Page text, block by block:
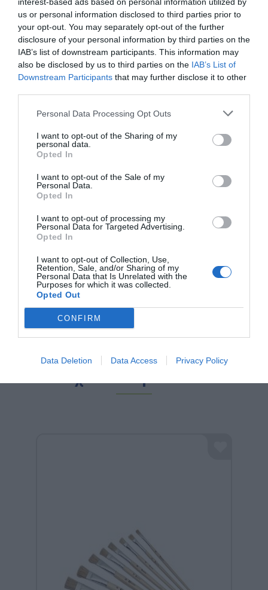
us or personal information disclosed to third parties prior to
your opt-out. You may separately opt-out of the further
disclosure of your personal information by third parties on the
IAB’s list of downstream participants. This information may
also be disclosed by us to third parties on the IAB’s List of
Downstream Participants that may further disclose it to other
Personal Data Processing Opt Outs
I want to opt-out of the Sharing of my
personal data.
Opted In
I want to opt-out of the Sale of my
Personal Data.
Opted In
I want to opt-out of processing my
Personal Data for Targeted Advertising.
Opted In
I want to opt-out of Collection, Use,
Retention, Sale, and/or Sharing of my
Personal Data that Is Unrelated with the
Purposes for which it was collected.
Opted Out
CONFIRM
Data Deletion Data Access Privacy Policy
οποίες εξυπηρετεί ένανσυγκεκριμένο αναπτυξιακό
στόχο:
Ανάπτυξη Δεξιοτήτων:Από τη λεπτή κινητικότητα
έως τη λογική σκέψη.
Διέγερση Εμπειρίας:Κάθε παζλ και παιχνίδι είναι
ένα εργαλείο που κινητοποιεί τη σκέψη και τη
δημιουργικότητα.
Παιδαγωγική Δομή:Ιδανικά για χρήση τόσο στο
σπίτι όσο και σε σχολικά περιβάλλοντα (Montessori,
Ένας Όμιλος, Ένας Κόσμος Γνώσης
που εξειδικεύεται στην εκπαίδευση. Στον όμιλο της
Heutinkανήκουν επίσης παγκοσμίου φήμης brands,
διασφαλίζοντας την κορυφαία ποιότητα και την
Montessori:Αυθεντικά υλικά της μεθόδου
Μοντεσσόρι.
Jegro:
τη γλώσσα.
Toys for Life:Ποιοτικά παιχνίδια για την ανάπτυξη
των παιδιών στο σπίτι.
χαμογελά ενώ ανακαλύπτει τον κόσμο. Γιατί όταν το
παιχνίδι συνδυάζεται με τη μάθηση, το αποτέλεσμα
είναι η ευτυχία!